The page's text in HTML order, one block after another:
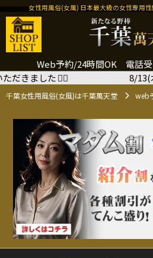
Web予約/24時間OK 電話受
女性用風俗(女風) 日本最大級の女性専用性
千葉女性用風俗(女風)は千葉萬天堂 web
🙇‍♂️ 8/13(木) 19:00